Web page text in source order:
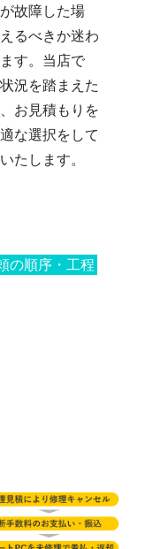
故障した場
るべきか迷わ
す。当店で
況を踏まえた
お見積もりを
な選択をして
たします。
の順序・工程